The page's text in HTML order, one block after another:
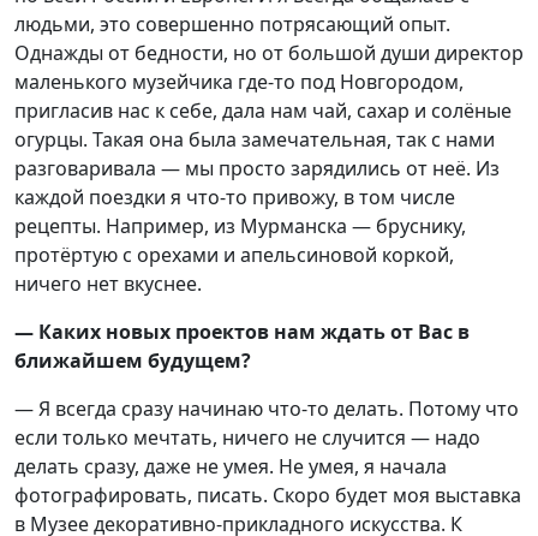
людьми, это совершенно потрясающий опыт.
Однажды от бедности, но от большой души директор
маленького музейчика где-то под Новгородом,
пригласив нас к себе, дала нам чай, сахар и солёные
огурцы. Такая она была замечательная, так с нами
разговаривала — мы просто зарядились от неё. Из
каждой поездки я что-то привожу, в том числе
рецепты. Например, из Мурманска — бруснику,
протёртую с орехами и апельсиновой коркой,
ничего нет вкуснее.
— Каких новых проектов нам ждать от Вас в
ближайшем будущем?
— Я всегда сразу начинаю что-то делать. Потому что
если только мечтать, ничего не случится — надо
делать сразу, даже не умея. Не умея, я начала
фотографировать, писать. Скоро будет моя выставка
в Музее декоративно-прикладного искусства. К